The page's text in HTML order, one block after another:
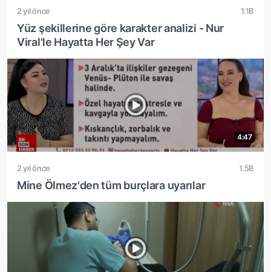
2 yıl önce 1.1B
Yüz şekillerine göre karakter analizi - Nur
Viral'le Hayatta Her Şey Var
4:47
2 yıl önce 1.5B
Mine Ölmez'den tüm burçlara uyarılar